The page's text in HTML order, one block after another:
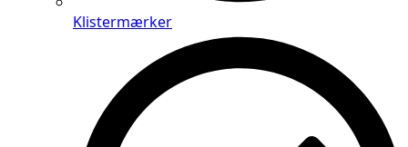
Klistermærker